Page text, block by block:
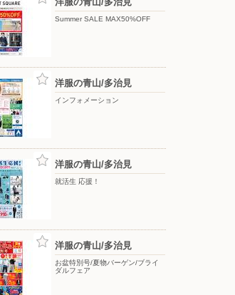
Summer SALE MAX50%OFF
洋服の青山/多治見
インフォメーション
洋服の青山/多治見
就活生 応援！
洋服の青山/多治見
お盆特別号/夏物バーゲン/ブライ
ダルフェア